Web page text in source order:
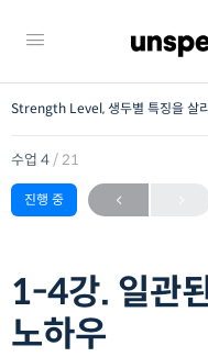
수업 4 / 21
진행 중
1-4강. 일관
노하우